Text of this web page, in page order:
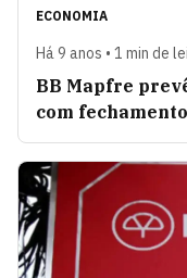
ECONOMIA
Há 9 anos • 1 min de
BB Mapfre
com